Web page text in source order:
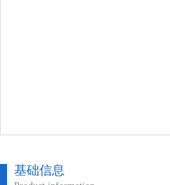
基础信息